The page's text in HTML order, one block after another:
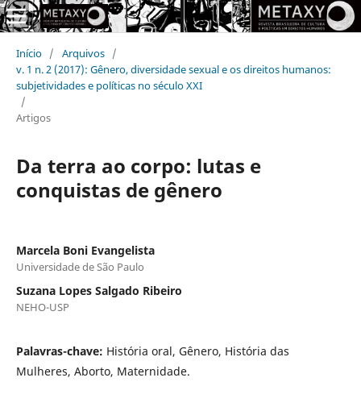
Início / Arquivos /
v. 1 n. 2 (2017): Gênero, diversidade sexual e os direitos humanos:
subjetividades e políticas no século XXI
/
Artigos
Da terra ao corpo: lutas e
conquistas de gênero
Marcela Boni Evangelista
Universidade de São Paulo
Suzana Lopes Salgado Ribeiro
NEHO-USP
Palavras-chave: História oral, Gênero, História das
Mulheres, Aborto, Maternidade.